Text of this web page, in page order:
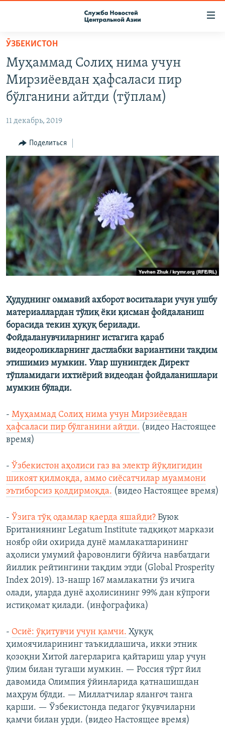
Вернуться
основному
содержанию
Вернутся
главной
навигации
Вернутся
поиску
ПОДПИСКА
КОНТАКТЫ
НАСТОЯЩЕЕ ВРЕМЯ
МИГРАНТ МЕДИА
ӮЗБЕКИСТОН
Муҳаммад Солиҳ нима учун
Мирзиёевдан ҳафсаласи пир
бўлганини айтди (тўплам)
11 декабрь, 2019
Поделиться
Ҳудуднинг оммавий ахборот воситалари учун ушбу
материаллардан тўлиқ ёки қисман фойдаланиш
борасида текин ҳуқуқ берилади.
Фойдаланувчиларнинг истагига қараб
видеороликларнинг дастлабки вариантини тақдим
этишимиз мумкин. Улар шунингдек Директ
тўпламидаги ихтиёрий видеодан фойдаланишлари
мумкин бўлади.
- Муҳаммад Солиҳ нима учун Мирзиёевдан
ҳафсаласи пир бўлганини айтди. (видео Настоящее
время)​
- Ўзбекистон аҳолиси газ ва электр йўқлигидин
шикоят қилмоқда, аммо сиёсатчилар муаммони
эътиборсиз қолдирмоқда. (видео Настоящее время)
- Ўзига тўқ одамлар қаерда яшайди? Буюк
Британиянинг Legatum Institute тадқиқот маркази
ноябр ойи охирида дунё мамлакатларининг
аҳолиси умумий фаровонлиги бўйича навбатдаги
йиллик рейтингини тақдим этди (Global Prosperity
Index 2019). 13-нашр 167 мамлакатни ўз ичига
олади, уларда дунё аҳолисининг 99% дан кўпроғи
истиқомат қилади. (инфографика)
- Осиё: ўқитувчи учун қамчи. Ҳуқуқ
ҳимоячиларининг таъкидлашича, икки этник
қозоқни Хитой лагерларига қайтариш улар учун
ўлим билан тугаши мумкин. — Россия тўрт йил
давомида Олимпия ўйинларида қатнашишдан
маҳрум бўлди. — Миллатчилар яланғоч танга
қарши. — Ўзбекистонда педагог ўқувчиларни
қамчи билан урди. (видео Настоящее время)